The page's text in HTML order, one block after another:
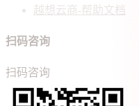
越想云商-帮助文档
扫码咨询
扫码咨询